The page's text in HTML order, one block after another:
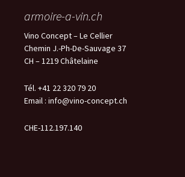
armoire-a-vin.ch
Vino Concept – Le Cellier
Chemin J.-Ph-De-Sauvage 37
CH – 1219 Châtelaine
Tél. +41 22 320 79 20
Email : info@vino-concept.ch
CHE-112.197.140